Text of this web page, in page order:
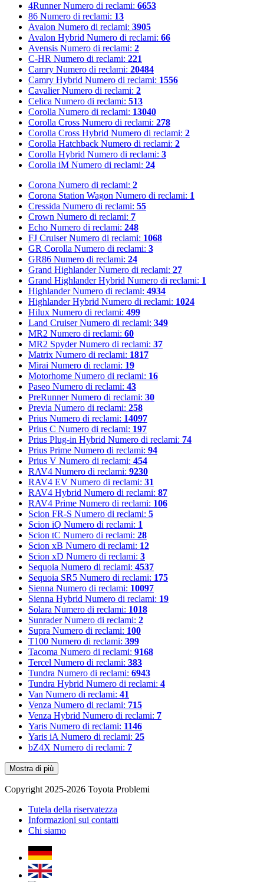
4Runner Numero di reclami: 6653
86 Numero di reclami: 13
Avalon Numero di reclami: 3905
Avalon Hybrid Numero di reclami: 66
Avensis Numero di reclami: 2
C-HR Numero di reclami: 221
Camry Numero di reclami: 20484
Camry Hybrid Numero di reclami: 1556
Cavalier Numero di reclami: 2
Celica Numero di reclami: 513
Corolla Numero di reclami: 13040
Corolla Cross Numero di reclami: 278
Corolla Cross Hybrid Numero di reclami: 2
Corolla Hatchback Numero di reclami: 2
Corolla Hybrid Numero di reclami: 3
Corolla iM Numero di reclami: 24
Corona Numero di reclami: 2
Corona Station Wagon Numero di reclami: 1
Cressida Numero di reclami: 55
Crown Numero di reclami: 7
Echo Numero di reclami: 248
FJ Cruiser Numero di reclami: 1068
GR Corolla Numero di reclami: 3
GR86 Numero di reclami: 24
Grand Highlander Numero di reclami: 27
Grand Highlander Hybrid Numero di reclami: 1
Highlander Numero di reclami: 4934
Highlander Hybrid Numero di reclami: 1024
Hilux Numero di reclami: 499
Land Cruiser Numero di reclami: 349
MR2 Numero di reclami: 60
MR2 Spyder Numero di reclami: 37
Matrix Numero di reclami: 1817
Mirai Numero di reclami: 19
Motorhome Numero di reclami: 16
Paseo Numero di reclami: 43
PreRunner Numero di reclami: 30
Previa Numero di reclami: 258
Prius Numero di reclami: 14097
Prius C Numero di reclami: 197
Prius Plug-in Hybrid Numero di reclami: 74
Prius Prime Numero di reclami: 94
Prius V Numero di reclami: 454
RAV4 Numero di reclami: 9230
RAV4 EV Numero di reclami: 31
RAV4 Hybrid Numero di reclami: 87
RAV4 Prime Numero di reclami: 106
Scion FR-S Numero di reclami: 5
Scion iQ Numero di reclami: 1
Scion tC Numero di reclami: 28
Scion xB Numero di reclami: 12
Scion xD Numero di reclami: 3
Sequoia Numero di reclami: 4537
Sequoia SR5 Numero di reclami: 175
Sienna Numero di reclami: 10097
Sienna Hybrid Numero di reclami: 19
Solara Numero di reclami: 1018
Sunrader Numero di reclami: 2
Supra Numero di reclami: 100
T100 Numero di reclami: 399
Tacoma Numero di reclami: 9168
Tercel Numero di reclami: 383
Tundra Numero di reclami: 6943
Tundra Hybrid Numero di reclami: 4
Van Numero di reclami: 41
Venza Numero di reclami: 715
Venza Hybrid Numero di reclami: 7
Yaris Numero di reclami: 1146
Yaris iA Numero di reclami: 25
bZ4X Numero di reclami: 7
Mostra di più
Copyright 2025-2026 Toyota Problemi
Tutela della riservatezza
Informazioni sui contatti
Chi siamo